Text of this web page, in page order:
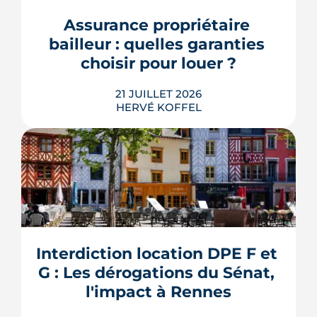
bureaux et logements de fonction
pourraient à terme changer de mains,
sans que la liste ni le calendrier s...
LIRE L'ARTICLE
Assurance propriétaire
bailleur : quelles garanties
choisir pour louer ?
21 JUILLET 2026
HERVÉ KOFFEL
Louer, c'est aussi assurer. Entre
l'obligation légale, les garanties utiles
et les options commerciales, ce guide
bien sans payer pour rien.
LIRE L'ARTICLE
Interdiction location DPE F et
G : Les dérogations du Sénat,
l'impact à Rennes